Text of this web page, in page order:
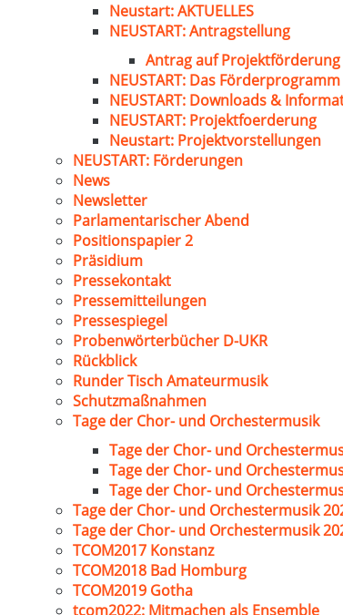
Neustart: AKTUELLES
NEUSTART: Antragstellung
Antrag auf Projektförderung
NEUSTART: Das Förderprogramm
NEUSTART: Downloads &
NEUSTART: Projektfoerderung
Neustart: Projektvorstellungen
NEUSTART: Förderungen
News
Newsletter
Parlamentarischer Abend
Positionspapier 2
Präsidium
Pressekontakt
Pressemitteilungen
Pressespiegel
Probenwörterbücher D-UKR
Rückblick
Runder Tisch Amateurmusik
Schutzmaßnahmen
Tage der Chor- und Orchestermusik
Tage der Chor- und
Tage der Chor- und
Tage der Chor- und
Tage der Chor- und Orchestermusik
Tage der Chor- und Orchestermusik
TCOM2017 Konstanz
TCOM2018 Bad Homburg
TCOM2019 Gotha
tcom2022: Mitmachen als Ensemble